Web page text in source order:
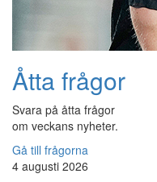
Åtta frågor
Svara på åtta frågor
om veckans nyheter.
Gå till frågorna
4 augusti 2026